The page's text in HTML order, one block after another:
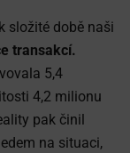
složité době naši
transakcí.
5,4
4,2 milionu
pak činil
na situaci,